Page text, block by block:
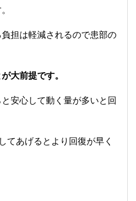
担は軽減されるので患部の
大前提です。
安心して動く量が多いと回
てあげるとより回復が早く